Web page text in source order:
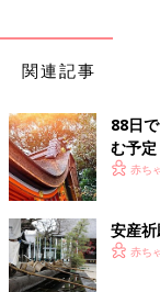
御朱印とは
御朱印は、神様と
方が、和紙に墨で
は、色付き、イラ
1枚ずつ頂戴するこ
御朱印帳は、好
関連記事
88日
む予
赤ち
安産
赤ち